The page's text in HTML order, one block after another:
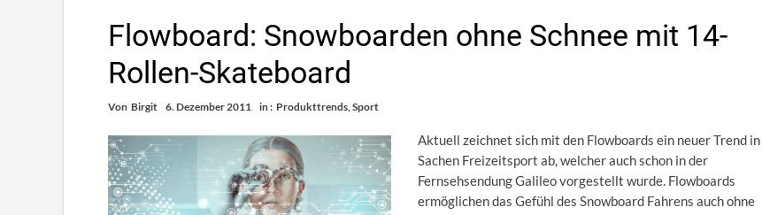
Flowboard: Snowboarden ohne Schnee mit 14-
Rollen-Skateboard
Von Birgit 6. Dezember 2011 in : Produkttrends,Sport
Aktuell zeichnet sich mit den Flowboards ein neuer Trend in
Sachen Freizeitsport ab, welcher auch schon in der
Fernsehsendung Galileo vorgestellt wurde. Flowboards
ermöglichen das Gefühl des Snowboard Fahrens auch ohne